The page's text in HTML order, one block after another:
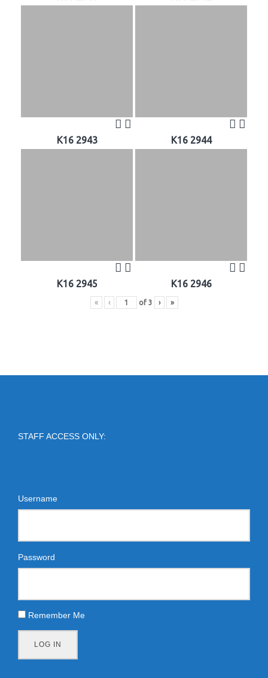
K16 2943 K16 2944
K16 2945 K16 2946
« ‹ of 3 › »
STAFF ACCESS ONLY:
Username
Password
Remember Me
LOG IN